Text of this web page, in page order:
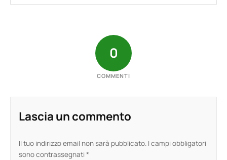
0
COMMENTI
Lascia un commento
Il tuo indirizzo email non sarà pubblicato. I campi obbligatori
sono contrassegnati *